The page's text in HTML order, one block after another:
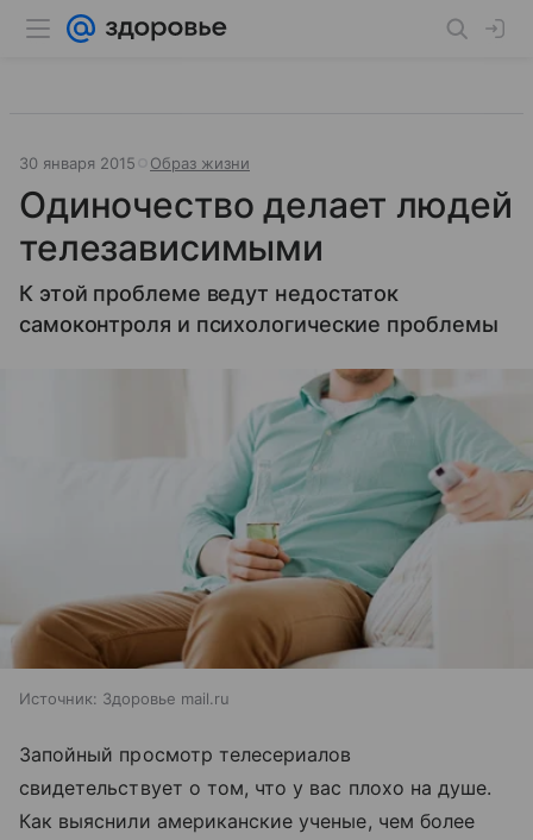
30 января 2015 Образ жизни
Одиночество делает людей
телезависимыми
К этой проблеме ведут недостаток
самоконтроля и психологические проблемы
Источник: Здоровье mail.ru
Запойный просмотр телесериалов
свидетельствует о том, что у вас плохо на душе.
Как выяснили американские ученые, чем более